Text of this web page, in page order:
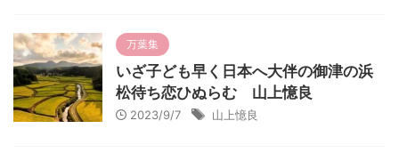
万葉集
いざ子ども早く日本へ大伴の御津の浜
松待ち恋ひぬらむ 山上憶良
2023/9/7 山上憶良